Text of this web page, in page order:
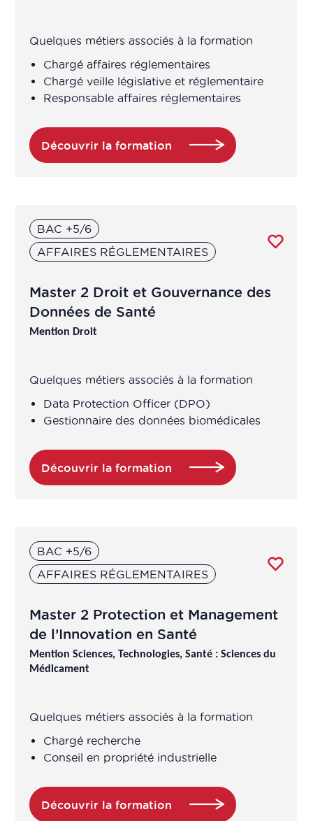
Quelques métiers associés à la formation
Chargé affaires réglementaires
Chargé veille législative et réglementaire
Responsable affaires réglementaires
Découvrir la formation
BAC +5/6
AFFAIRES RÉGLEMENTAIRES
Master 2 Droit et Gouvernance des
Données de Santé
Mention Droit
Quelques métiers associés à la formation
Data Protection Officer (DPO)
Gestionnaire des données biomédicales
Découvrir la formation
BAC +5/6
AFFAIRES RÉGLEMENTAIRES
Master 2 Protection et Management
de l’Innovation en Santé
Mention Sciences, Technologies, Santé : Sciences du
Médicament
Quelques métiers associés à la formation
Chargé recherche
Conseil en propriété industrielle
Découvrir la formation